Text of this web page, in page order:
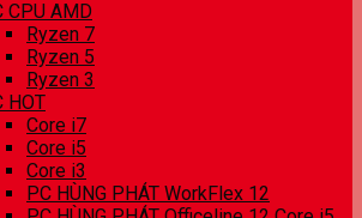
CPU AMD
Ryzen 7
Ryzen 5
Ryzen 3
HOT
Core i7
Core i5
Core i3
PC HÙNG PHÁT WorkFlex 12